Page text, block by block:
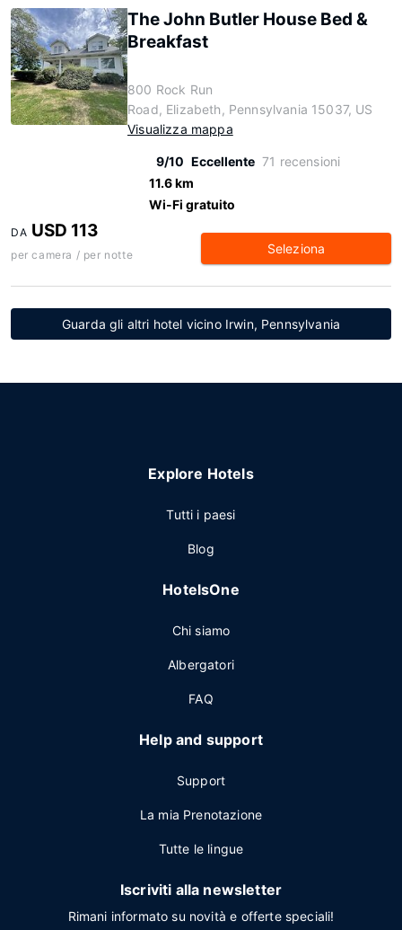
The John Butler House Bed &
Breakfast
800 Rock Run
Road, Elizabeth, Pennsylvania 15037, US
Visualizza mappa
9/10 Eccellente 71 recensioni
11.6 km
Wi-Fi gratuito
DA USD 113
per camera / per notte Seleziona
Guarda gli altri hotel vicino Irwin, Pennsylvania
Explore Hotels
Tutti i paesi
Blog
HotelsOne
Chi siamo
Albergatori
FAQ
Help and support
Support
La mia Prenotazione
Tutte le lingue
Iscriviti alla newsletter
Rimani informato su novità e offerte speciali!